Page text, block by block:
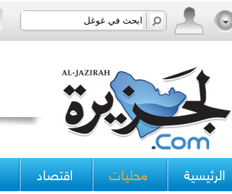
الرئيسية محليات اقتصاد